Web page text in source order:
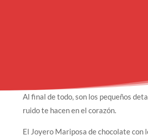
Al final de todo, son los pequeños
ruido te hacen en el corazón.
El Joyero Mariposa de chocolate con